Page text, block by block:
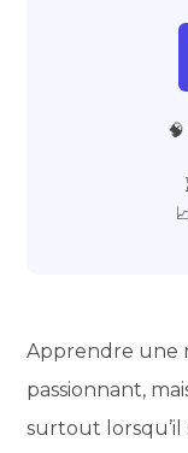
Apprendre une
passionnant,
surtout lorsqu’il